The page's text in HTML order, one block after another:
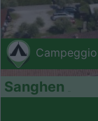
Campeggio
Sanghen